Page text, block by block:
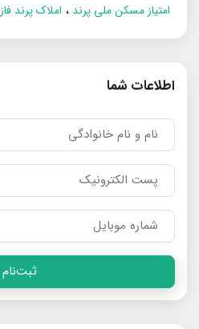
امتیاز مسکن ملی پرند
املاک پرند فاز 6
اطلاعات شما
ثبت‌نام